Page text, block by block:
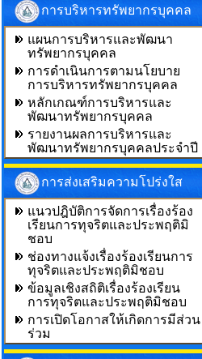
การบริหารทรัพยากรบุคคล
แผนการบริหารและพัฒนา
ทรัพยากรบุคคล
การดำเนินการตามนโยบาย
การบริหารทรัพยากรบุคคล
หลักเกณฑ์การบริหารและ
พัฒนาทรัพยากรบุคคล
รายงานผลการบริหารและ
พัฒนาทรัพยากรบุคคลประจำปี
การส่งเสริมความโปร่งใส
แนวปฎิบัติการจัดการเรื่องร้อง
เรียนการทุจริตและประพฤติมิ
ชอบ
ช่องทางแจ้งเรื่องร้องเรียนการ
ทุจริตและประพฤติมิชอบ
ข้อมูลเชิงสถิติเรื่องร้องเรียน
การทุจริตและประพฤติมิชอบ
การเปิดโอกาสให้เกิดการมีส่วน
ร่วม